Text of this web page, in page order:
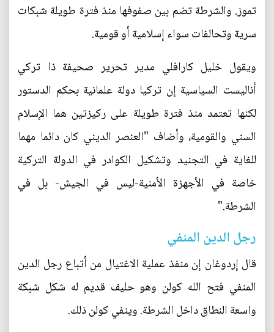
تموز. والشرطة تضم بين صفوفها منذ فترة طويلة شبكات
سرية وتحالفات سواء إسلامية أو قومية.
ويقول خليل كارافلي مدير تحرير صحيفة ذا تركي
أناليست السياسية إن تركيا دولة علمانية بحكم الدستور
لكنها تعتمد منذ فترة طويلة على ركيزتين هما الإسلام
السني والقومية، وأضاف "العنصر الديني كان دائما مهما
للغاية في التجنيد وتشكيل الكوادر في الدولة التركية
خاصة في الأجهزة الأمنية-ليس في الجيش- بل في
الشرطة."
رجل الدين المنفي
قال إردوغان إن منفذ عملية الاغتيال من أتباع رجل الدين
المنفي فتح الله كولن وهو حليف قديم له شكل شبكة
واسعة النطاق داخل الشرطة. وينفي كولن ذلك.